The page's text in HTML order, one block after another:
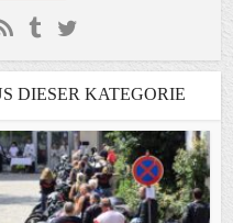
DIESER KATEGORIE